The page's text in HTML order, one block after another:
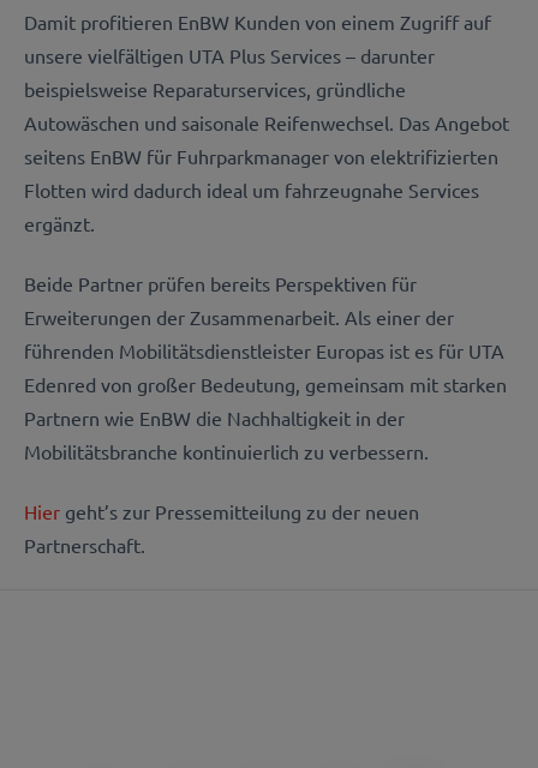
Damit profitieren EnBW Kunden von einem Zugriff auf
unsere vielfältigen UTA Plus Services – darunter
beispielsweise Reparaturservices, gründliche
Autowäschen und saisonale Reifenwechsel. Das Angebot
seitens EnBW für Fuhrparkmanager von elektrifizierten
Flotten wird dadurch ideal um fahrzeugnahe Services
ergänzt.
Beide Partner prüfen bereits Perspektiven für
Erweiterungen der Zusammenarbeit. Als einer der
führenden Mobilitätsdienstleister Europas ist es für UTA
Edenred von großer Bedeutung, gemeinsam mit starken
Partnern wie EnBW die Nachhaltigkeit in der
Mobilitätsbranche kontinuierlich zu verbessern.
Hier geht’s zur Pressemitteilung zu der neuen
Partnerschaft.